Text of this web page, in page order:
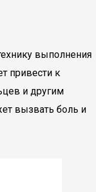
выполнения
привести к
и другим
вызвать боль и